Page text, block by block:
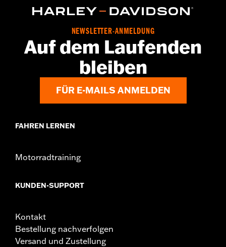
NEWSLETTER-ANMELDUNG
Auf dem Laufenden
bleiben
FÜR E-MAILS ANMELDEN
FAHREN LERNEN
Motorradtraining
KUNDEN-SUPPORT
Kontakt
Bestellung nachverfolgen
Versand und Zustellung